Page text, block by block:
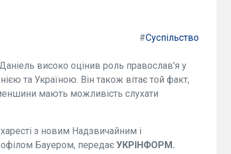
#Суспільство
високо оцінив роль православ'я у
та Україною. Він також вітає той факт,
мають можливість слухати
з новим Надзвичайним і
Бауером, передає УКРІНФОРМ.